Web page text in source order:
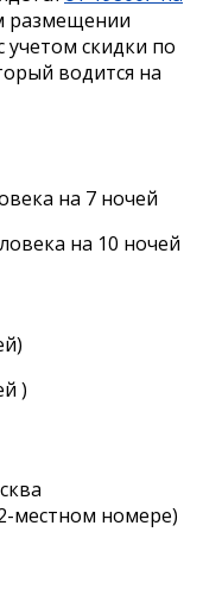
размещении
учетом скидки по
водится на
на 7 ночей
на 10 ночей
)
местном номере)